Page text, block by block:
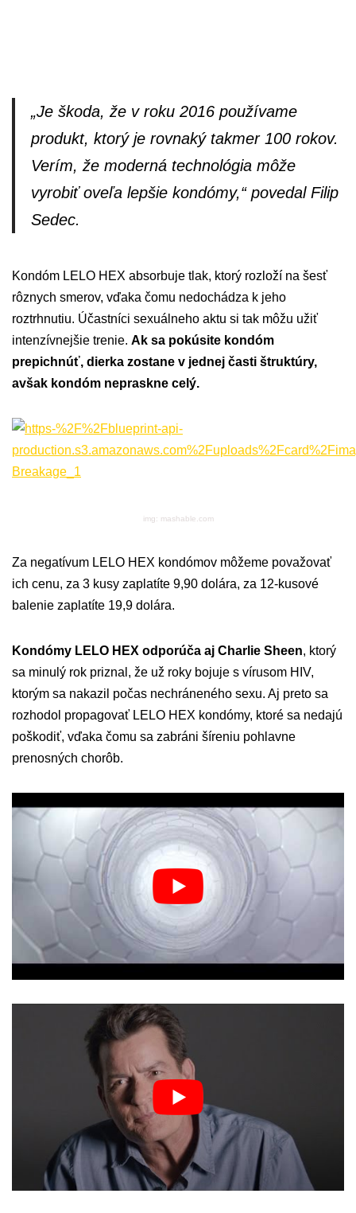
„Je škoda, že v roku 2016 používame
produkt, ktorý je rovnaký takmer 100 rokov.
Verím, že moderná technológia môže
vyrobiť oveľa lepšie kondómy,“ povedal Filip
Sedec.
Kondóm LELO HEX absorbuje tlak, ktorý rozloží na šesť
rôznych smerov, vďaka čomu nedochádza k jeho
roztrhnutiu. Účastníci sexuálneho aktu si tak môžu užiť
intenzívnejšie trenie. Ak sa pokúsite kondóm
prepichnúť, dierka zostane v jednej časti štruktúry,
avšak kondóm nepraskne celý.
img: mashable.com
Za negatívum LELO HEX kondómov môžeme považovať
ich cenu, za 3 kusy zaplatíte 9,90 dolára, za 12-kusové
balenie zaplatíte 19,9 dolára.
Kondómy LELO HEX odporúča aj Charlie Sheen, ktorý
sa minulý rok priznal, že už roky bojuje s vírusom HIV,
ktorým sa nakazil počas nechráneného sexu. Aj preto sa
rozhodol propagovať LELO HEX kondómy, ktoré sa nedajú
poškodiť, vďaka čomu sa zabráni šíreniu pohlavne
prenosných chorôb.